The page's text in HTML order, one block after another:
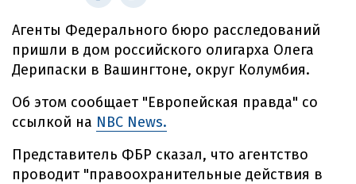
Агенты Федерального бюро расследований
пришли в дом российского олигарха Олега
Дерипаски в Вашингтоне, округ Колумбия.
Об этом сообщает "Европейская правда" со
ссылкой на NBC News.
Представитель ФБР сказал, что агентство
проводит "правоохранительные действия в